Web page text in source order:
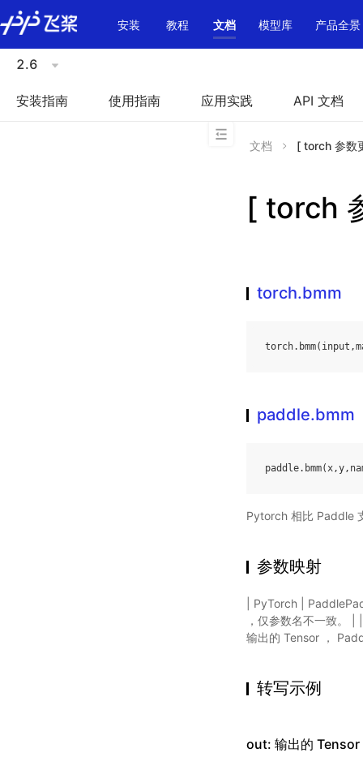
\u200E
安装
教程 文档 模型库 产品全景
2.6
安装指南 使用指南 应用实践 API 文档
文档 [ torch 参数
[ torch
torch.bmm
torch. bmm( input ,
paddle.bmm
paddle. bmm(x,y,
Pytorch 相比 Paddle
参数映射
| PyTorch |
，仅参数名不一致。
输出的 Tensor ，
转写示例
out: 输出的 Tensor